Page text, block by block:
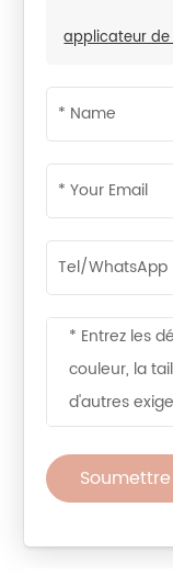
applicateur de
Soumettre